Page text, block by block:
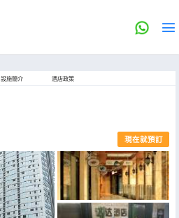
設施簡介 酒店政策
現在就預訂